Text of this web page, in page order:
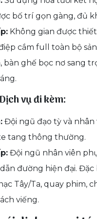
bố trí gọn gàng, đủ
Không gian được
cắm full toàn bộ
bàn ghế bọc nơ sang
vụ đi kèm:
Đội ngũ đạo tỳ và
tang thông thường.
Đội ngũ nhân viên
dẫn đường hiện đại.
Tây/Ta, quay phim,
viếng.